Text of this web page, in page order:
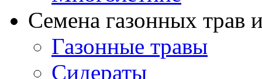
Семена газонных трав
Газонные травы
Сидераты